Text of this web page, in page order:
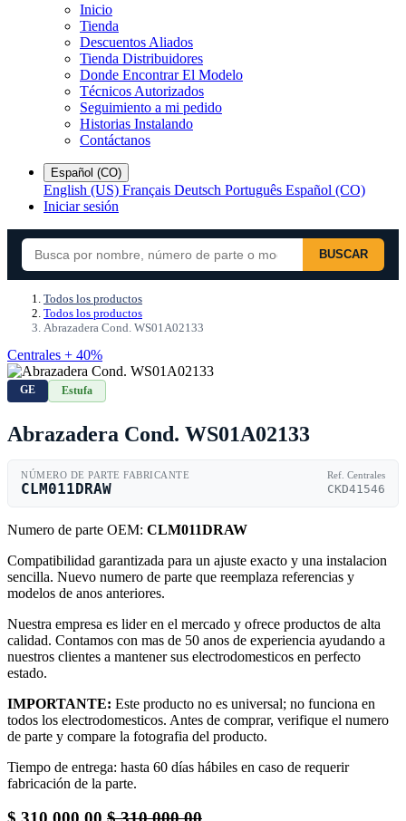
Inicio
Tienda
Descuentos Aliados
Tienda Distribuidores
Donde Encontrar El Modelo
Técnicos Autorizados
Seguimiento a mi pedido
Historias Instalando
Contáctanos
Español (CO)
English (US) Français Deutsch Português Español (CO)
Iniciar sesión
BUSCAR
Todos los productos
Todos los productos
Abrazadera Cond. WS01A02133
Centrales + 40%
GE Estufa
Abrazadera Cond. WS01A02133
NÚMERO DE PARTE FABRICANTE
CLM011DRAW
Ref. Centrales
CKD41546
Numero de parte OEM: CLM011DRAW
Compatibilidad garantizada para un ajuste exacto y una instalacion
sencilla. Nuevo numero de parte que reemplaza referencias y
modelos de anos anteriores.
Nuestra empresa es lider en el mercado y ofrece productos de alta
calidad. Contamos con mas de 50 anos de experiencia ayudando a
nuestros clientes a mantener sus electrodomesticos en perfecto
estado.
IMPORTANTE: Este producto no es universal; no funciona en
todos los electrodomesticos. Antes de comprar, verifique el numero
de parte y compare la fotografia del producto.
Tiempo de entrega: hasta 60 días hábiles en caso de requerir
fabricación de la parte.